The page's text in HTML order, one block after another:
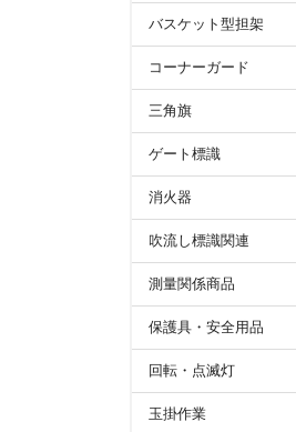
バスケット型担架
コーナーガード
三角旗
ゲート標識
消火器
吹流し標識関連
測量関係商品
保護具・安全用品
回転・点滅灯
玉掛作業